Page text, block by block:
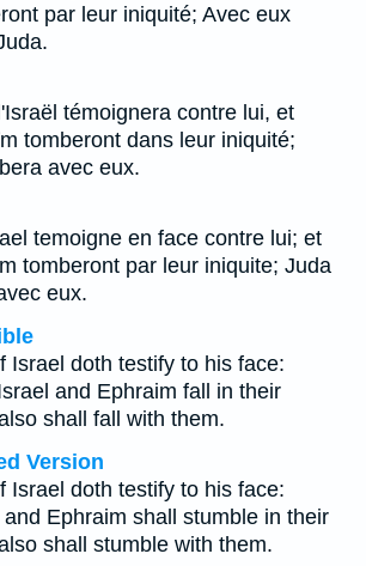
par leur iniquité; Avec eux
témoignera contre lui, et
tomberont dans leur iniquité;
avec eux.
temoigne en face contre lui; et
tomberont par leur iniquite; Juda
eux.
Israel doth testify to his face:
and Ephraim fall in their
shall fall with them.
Version
Israel doth testify to his face:
Ephraim shall stumble in their
shall stumble with them.